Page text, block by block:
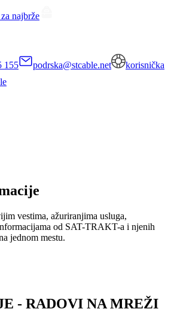
najbrže
155 podrska@stcable.net
korisnička
vestima, ažuriranjima usluga,
od SAT-TRAKT-a i njenih
jednom mestu.
- RADOVI NA MREŽI